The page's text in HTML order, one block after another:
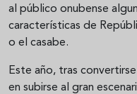
al público onubense
características de
o el casabe.
Este año, tras
en subirse al gran